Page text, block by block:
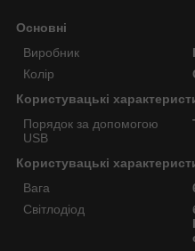
Основні
Виробник
Колір
Користувацькі
Порядок за допомогою
USB
Користувацькi
Вага
Світлодіод